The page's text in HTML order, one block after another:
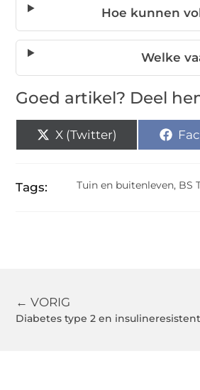
Hoe kunnen
Welke
Goed artikel? Deel
X (Twitter)
Tags: Tuin en buitenleven, BS
← VORIG
Diabetes type 2 en